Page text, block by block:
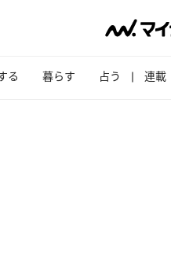
る 暮らす 占う 連載